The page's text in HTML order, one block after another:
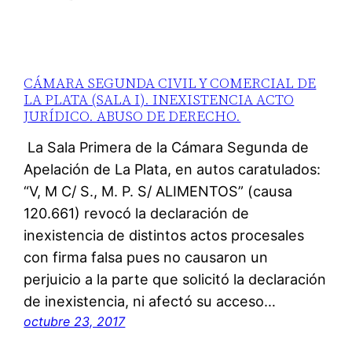
CÁMARA SEGUNDA CIVIL Y COMERCIAL DE
LA PLATA (SALA I). INEXISTENCIA ACTO
JURÍDICO. ABUSO DE DERECHO.
La Sala Primera de la Cámara Segunda de
Apelación de La Plata, en autos caratulados:
“V, M C/ S., M. P. S/ ALIMENTOS” (causa
120.661) revocó la declaración de
inexistencia de distintos actos procesales
con firma falsa pues no causaron un
perjuicio a la parte que solicitó la declaración
de inexistencia, ni afectó su acceso…
octubre 23, 2017